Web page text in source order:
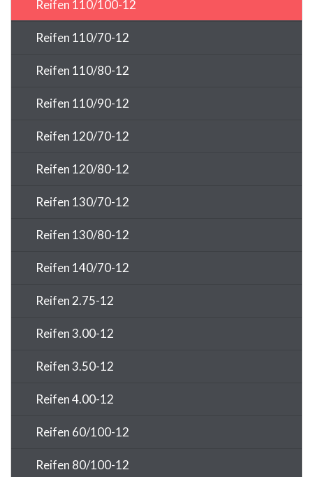
Reifen 110/100-12
Reifen 110/70-12
Reifen 110/80-12
Reifen 110/90-12
Reifen 120/70-12
Reifen 120/80-12
Reifen 130/70-12
Reifen 130/80-12
Reifen 140/70-12
Reifen 2.75-12
Reifen 3.00-12
Reifen 3.50-12
Reifen 4.00-12
Reifen 60/100-12
Reifen 80/100-12